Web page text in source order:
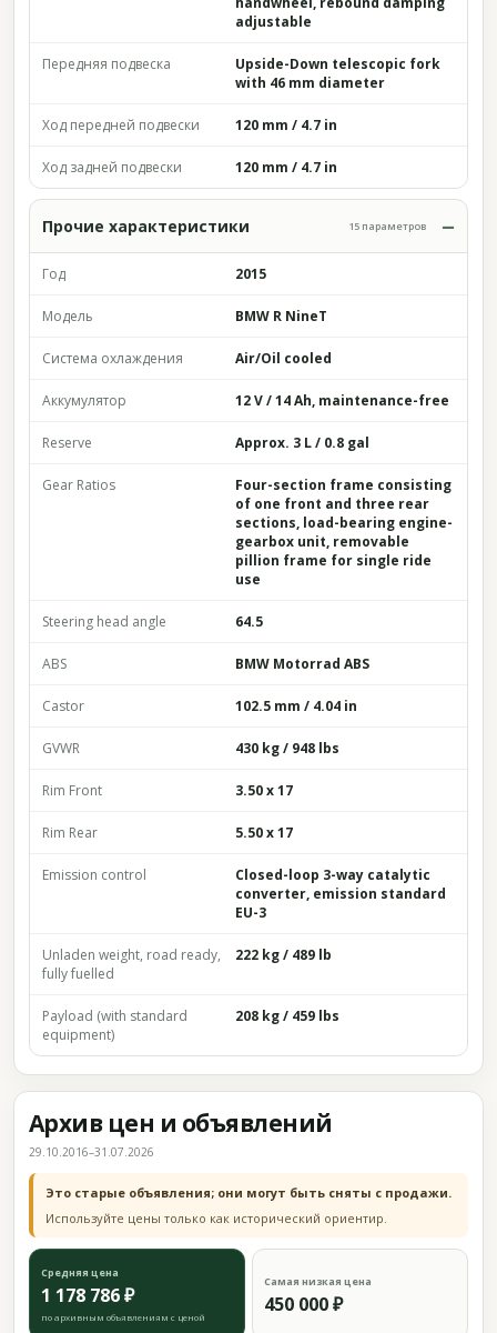
adjustable
Передняя подвеска
Upside-Down telescopic fork
with 46 mm diameter
Ход передней подвески 120 mm / 4.7 in
Ход задней подвески 120 mm / 4.7 in
Прочие характеристики 15 параметров
Год 2015
Модель BMW R NineT
Система охлаждения Air/Oil cooled
Аккумулятор 12 V / 14 Ah, maintenance-free
Reserve Approx. 3 L / 0.8 gal
Gear Ratios
Four-section frame consisting
of one front and three rear
sections, load-bearing engine-
gearbox unit, removable
pillion frame for single ride
use
Steering head angle 64.5
ABS BMW Motorrad ABS
Castor 102.5 mm / 4.04 in
GVWR 430 kg / 948 lbs
Rim Front 3.50 x 17
Rim Rear 5.50 x 17
Emission control
Closed-loop 3-way catalytic
converter, emission standard
EU-3
Unladen weight, road ready,
fully fuelled
222 kg / 489 lb
Payload (with standard
equipment)
208 kg / 459 lbs
Архив цен и объявлений
29.10.2016–31.07.2026
Это старые объявления; они могут быть сняты с продажи.
Используйте цены только как исторический ориентир.
Средняя цена
1 178 786 ₽
по архивным объявлениям с ценой
Самая низкая цена
450 000 ₽